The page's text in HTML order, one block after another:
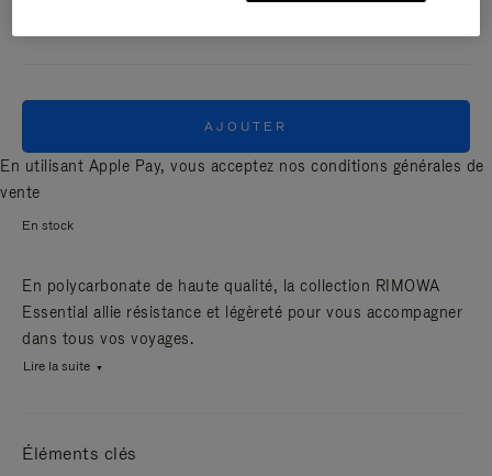
AJOUTER
En utilisant Apple Pay, vous acceptez nos conditions générales de
vente
En stock
En polycarbonate de haute qualité, la collection RIMOWA
Essential allie résistance et légèreté pour vous accompagner
dans tous vos voyages.
Lire la suite
Éléments clés